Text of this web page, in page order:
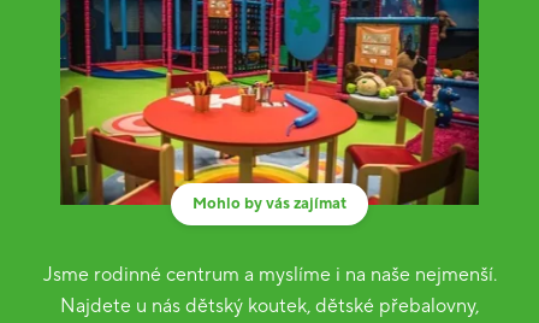
Mohlo by vás zajímat
Jsme rodinné centrum a myslíme i na naše nejmenší.
Najdete u nás dětský koutek, dětské přebalovny,